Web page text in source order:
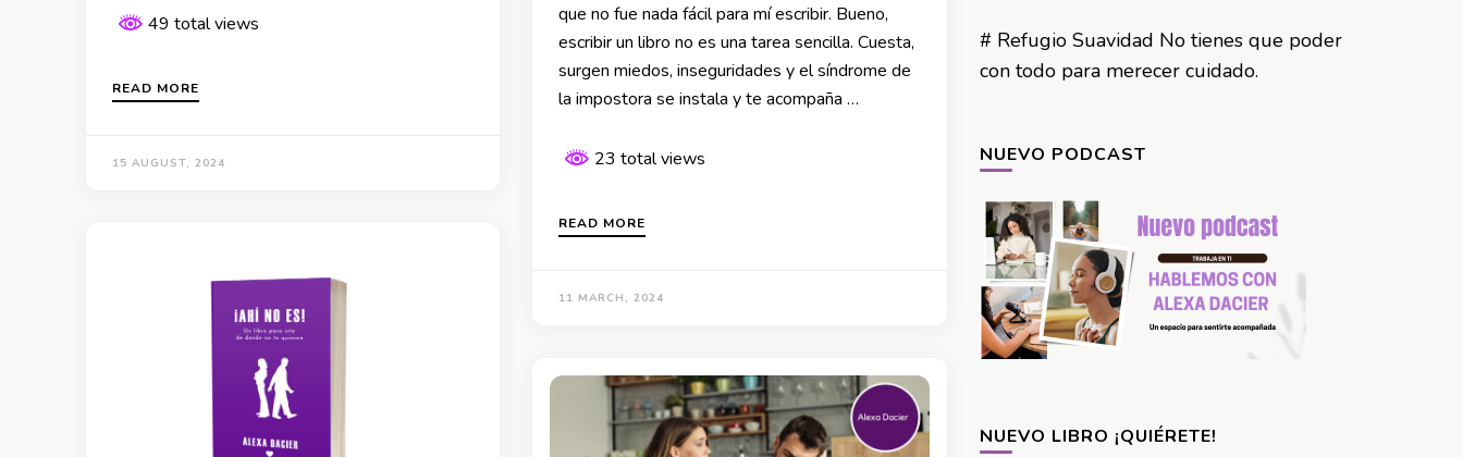
49 total views
READ MORE
15 AUGUST, 2024
que no fue nada fácil para mí escribir. Bueno,
escribir un libro no es una tarea sencilla. Cuesta,
surgen miedos, inseguridades y el síndrome de
la impostora se instala y te acompaña …
23 total views
READ MORE
11 MARCH, 2024
# Refugio Suavidad No tienes que poder
con todo para merecer cuidado.
NUEVO PODCAST
NUEVO LIBRO ¡QUIÉRETE!